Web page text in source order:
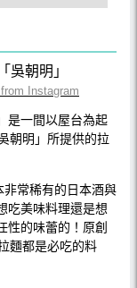
Instagram
是一間以屋台為起
朝明」所提供的拉
常稀有的日本酒與
吃美味料理還是想
性的味蕾的！原創
麵都是必吃的料